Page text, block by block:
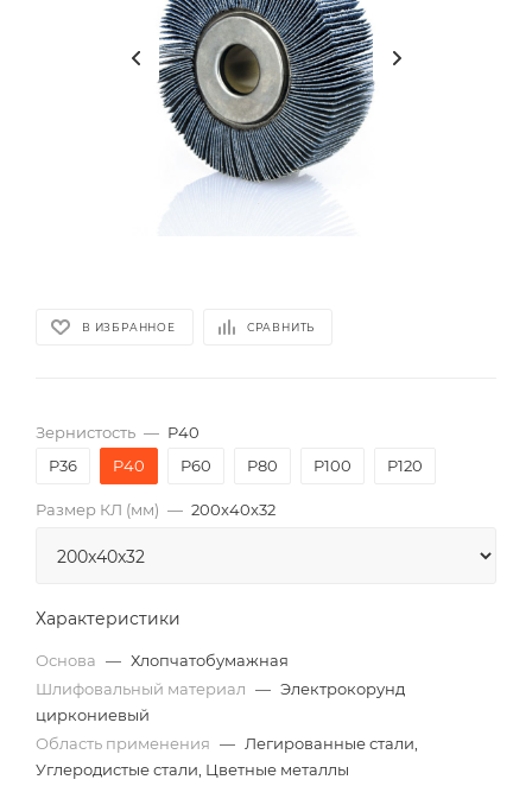
В ИЗБРАННОЕ СРАВНИТЬ
Зернистость — P40
P36
P40 P60 P80 P100 P120
Размер КЛ (мм) — 200x40x32
Характеристики
Основа — Хлопчатобумажная
Шлифовальный материал — Электрокорунд
циркониевый
Область применения — Легированные стали,
Углеродистые стали, Цветные металлы